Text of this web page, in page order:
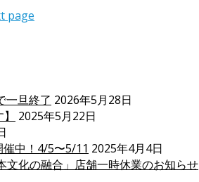
page
一旦終了 2026年5月28日
2025年5月22日
中！4/5〜5/11 2025年4月4日
文化の融合」店舗一時休業のお知らせ